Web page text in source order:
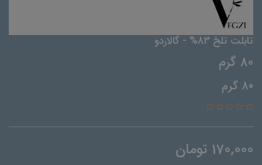
تابلت تلخ 83% - گالاردو
80 گرم
80 گرم
170,000 تومان